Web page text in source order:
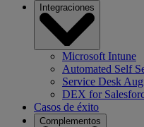
Integraciones
Microsoft Intune
Automated Self
Service Desk
DEX for
Casos de éxito
Complementos